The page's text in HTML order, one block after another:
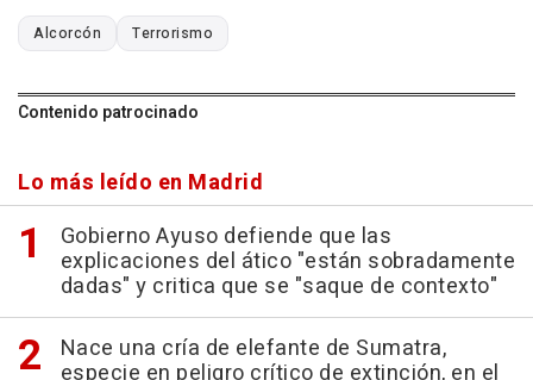
Alcorcón Terrorismo
Contenido patrocinado
Lo más leído en Madrid
Gobierno Ayuso defiende que las
explicaciones del ático "están sobradamente
dadas" y critica que se "saque de contexto"
Nace una cría de elefante de Sumatra,